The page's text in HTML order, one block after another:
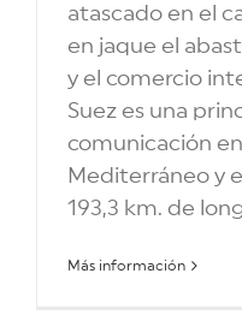
atascado en el
en jaque el
y el comercio
Suez es una
comunicación
Mediterráneo y
193,3 km. de
Más información